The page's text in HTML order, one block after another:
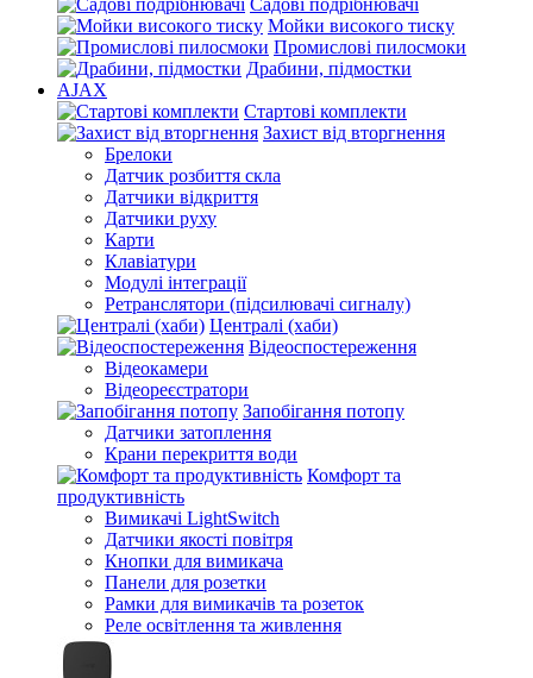
Садові подрібнювачі
Мойки високого тиску
Промислові пилосмоки
Драбини, підмостки
AJAX
Стартові комплекти
Захист від вторгнення
Брелоки
Датчик розбиття скла
Датчики відкриття
Датчики руху
Карти
Клавіатури
Модулі інтеграції
Ретранслятори (підсилювачі сигналу)
Централі (хаби)
Відеоспостереження
Відеокамери
Відеореєстратори
Запобігання потопу
Датчики затоплення
Крани перекриття води
Комфорт та
продуктивність
Вимикачі LightSwitch
Датчики якості повітря
Кнопки для вимикача
Панели для розетки
Рамки для вимикачів та розеток
Реле освітлення та живлення